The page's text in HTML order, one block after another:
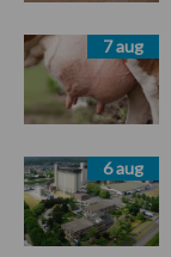
7 aug
6 aug